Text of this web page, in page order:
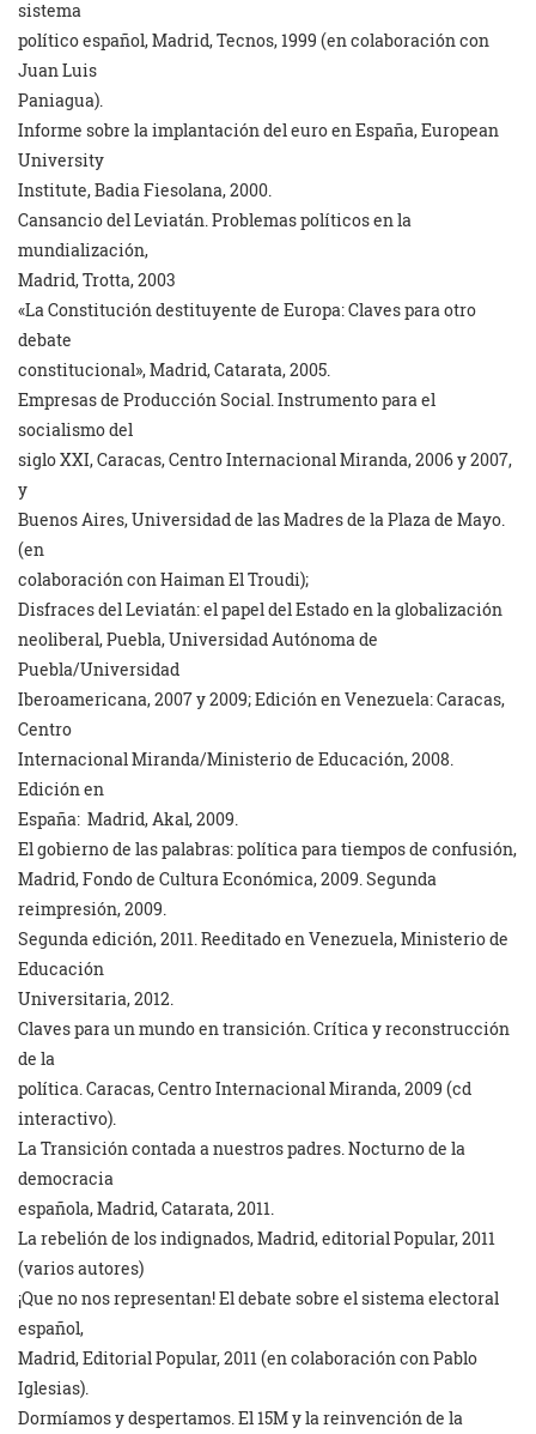
sistema
político español, Madrid, Tecnos, 1999 (en colaboración con
Juan Luis
Paniagua).
Informe sobre la implantación del euro en España, European
University
Institute, Badia Fiesolana, 2000.
Cansancio del Leviatán. Problemas políticos en la
mundialización,
Madrid, Trotta, 2003
«La Constitución destituyente de Europa: Claves para otro
debate
constitucional», Madrid, Catarata, 2005.
Empresas de Producción Social. Instrumento para el
socialismo del
siglo XXI, Caracas, Centro Internacional Miranda, 2006 y 2007,
y
Buenos Aires, Universidad de las Madres de la Plaza de Mayo.
(en
colaboración con Haiman El Troudi);
Disfraces del Leviatán: el papel del Estado en la globalización
neoliberal, Puebla, Universidad Autónoma de
Puebla/Universidad
Iberoamericana, 2007 y 2009; Edición en Venezuela: Caracas,
Centro
Internacional Miranda/Ministerio de Educación, 2008.
Edición en
España: Madrid, Akal, 2009.
El gobierno de las palabras: política para tiempos de confusión,
Madrid, Fondo de Cultura Económica, 2009. Segunda
reimpresión, 2009.
Segunda edición, 2011. Reeditado en Venezuela, Ministerio de
Educación
Universitaria, 2012.
Claves para un mundo en transición. Crítica y reconstrucción
de la
política. Caracas, Centro Internacional Miranda, 2009 (cd
interactivo).
La Transición contada a nuestros padres. Nocturno de la
democracia
española, Madrid, Catarata, 2011.
La rebelión de los indignados, Madrid, editorial Popular, 2011
(varios autores)
¡Que no nos representan! El debate sobre el sistema electoral
español,
Madrid, Editorial Popular, 2011 (en colaboración con Pablo
Iglesias).
Dormíamos y despertamos. El 15M y la reinvención de la